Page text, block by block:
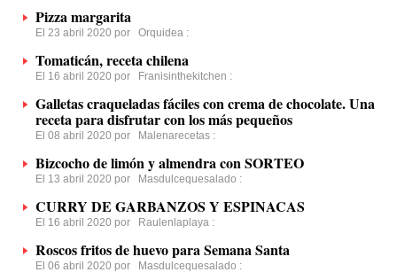
Pizza margarita
El 23 abril 2020 por Orquidea :
Tomaticán, receta chilena
El 16 abril 2020 por Franisinthekitchen :
Galletas craqueladas fáciles con crema de chocolate. Una
receta para disfrutar con los más pequeños
El 08 abril 2020 por Malenarecetas :
Bizcocho de limón y almendra con SORTEO
El 13 abril 2020 por Masdulcequesalado :
CURRY DE GARBANZOS Y ESPINACAS
El 16 abril 2020 por Raulenlaplaya :
Roscos fritos de huevo para Semana Santa
El 06 abril 2020 por Masdulcequesalado :